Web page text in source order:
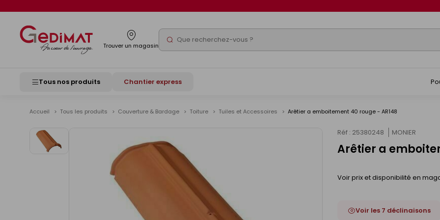
Trouver un magasin Rechercher
Tous nos produits Chantier express
Accueil Tous les produits Couverture & Bardage Toiture Tuiles et Accessoires Arêtier a emboitement 40 rouge - AR148
Réf : 25380248 MONIER
Arêtier a
Voir prix et disponibilité en
Voir les 7 déclinaisons